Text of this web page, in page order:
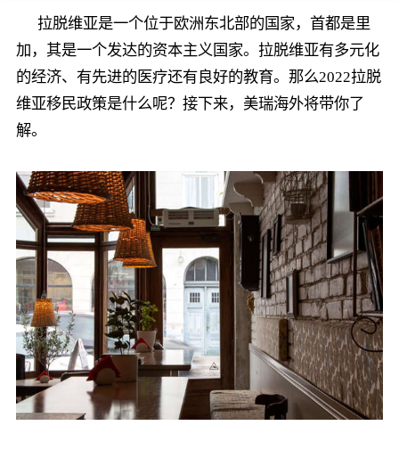
拉脱维亚是一个位于欧洲东北部的国家，首都是里
加，其是一个发达的资本主义国家。拉脱维亚有多元化
的经济、有先进的医疗还有良好的教育。那么2022拉脱
维亚移民政策是什么呢？接下来，美瑞海外将带你了
解。